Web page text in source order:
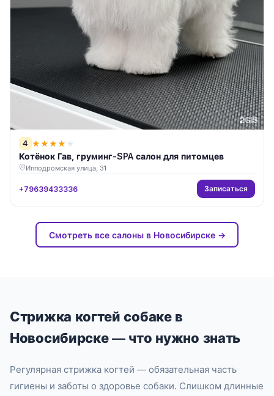
4 ★★★★ ★
Котёнок Гав, груминг-SPA салон для питомцев
Ипподромская улица, 31
+79639433336 Записаться
Смотреть все салоны в Новосибирске →
Стрижка когтей собаке в
Новосибирске — что нужно знать
Регулярная стрижка когтей — обязательная часть
гигиены и заботы о здоровье собаки. Слишком длинные